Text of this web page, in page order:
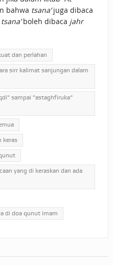
bahwa tsana’juga dibaca
tsana’boleh dibaca jahr
dan perlahan
sirr kalimat sanjungan dalam
sampai "astaghfiruka"
keras
yang di keraskan dan ada
di doa qunut imam